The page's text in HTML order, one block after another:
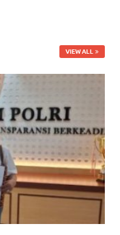
VIEW ALL